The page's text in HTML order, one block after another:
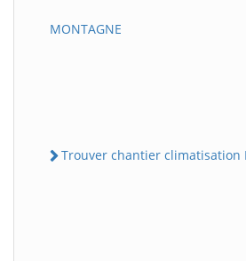
MONTAGNE
Trouver chantier climatisation